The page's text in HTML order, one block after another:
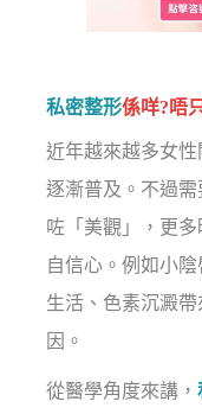
私密整形係咩?唔
近年越來越多女
逐漸普及。不過
咗「美觀」，更
自信心。例如小
生活、色素沉澱
因。
從醫學角度來講，